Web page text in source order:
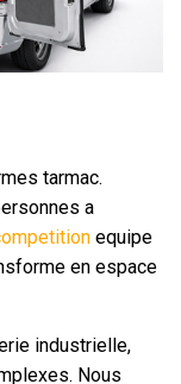
tarmac.
a
equipe
en espace
industrielle,
Nous